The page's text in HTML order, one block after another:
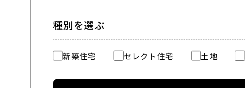
種別を選ぶ
新築住宅 セレクト住宅 土地